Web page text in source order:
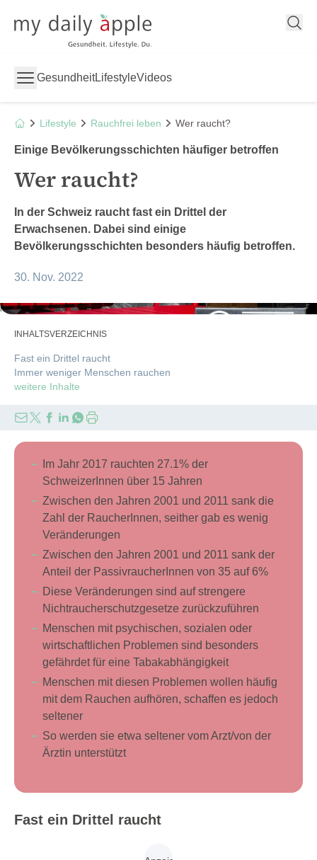
My Daily Apple
GesundheitLifestyleVideos
Lifestyle Rauchfrei leben Wer raucht?
Einige Bevölkerungsschichten häufiger betroffen
Wer raucht?
In der Schweiz raucht fast ein Drittel der
Erwachsenen. Dabei sind einige
Bevölkerungsschichten besonders häufig betroffen.
30. Nov. 2022
iStock/Moussa81
INHALTSVERZEICHNIS
Fast ein Drittel raucht
Immer weniger Menschen rauchen
weitere Inhalte
Im Jahr 2017 rauchten 27.1% der
SchweizerInnen über 15 Jahren
Zwischen den Jahren 2001 und 2011 sank die
Zahl der RaucherInnen, seither gab es wenig
Veränderungen
Zwischen den Jahren 2001 und 2011 sank der
Anteil der PassivraucherInnen von 35 auf 6%
Diese Veränderungen sind auf strengere
Nichtraucherschutzgesetze zurückzuführen
Menschen mit psychischen, sozialen oder
wirtschaftlichen Problemen sind besonders
gefährdet für eine Tabakabhängigkeit
Menschen mit diesen Problemen wollen häufig
mit dem Rauchen aufhören, schaffen es jedoch
seltener
So werden sie etwa seltener vom Arzt/von der
Ärztin unterstützt
Fast ein Drittel raucht